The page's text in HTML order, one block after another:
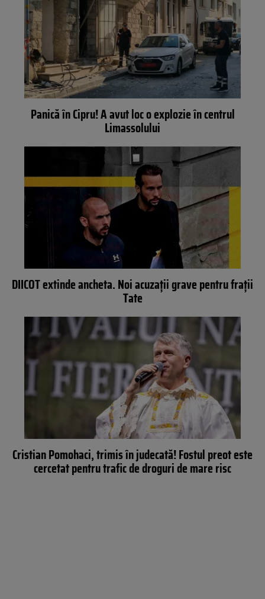
Panică în Cipru! A avut loc o explozie în centrul
Limassolului
DIICOT extinde ancheta. Noi acuzații grave pentru frații
Tate
Cristian Pomohaci, trimis în judecată! Fostul preot este
cercetat pentru trafic de droguri de mare risc